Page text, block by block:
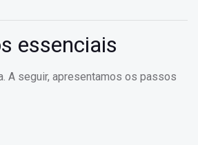
essenciais
A seguir, apresentamos os passos